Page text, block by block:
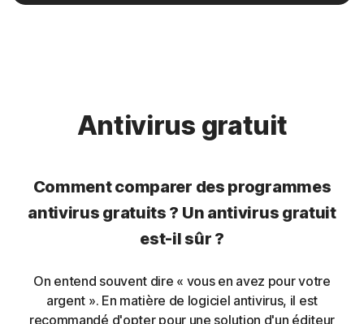
les malwares qui tentent de modifier ses paramètres ou
La protection Norton protège contre les rootkits qui
peuvent permettre à un utilisateur non autorisé de
Extensions de navigateur indésirables
Le système Norton de prévention d'intrusion aide à
de navigateur.
Chevaux de Troie bancaires
Antivirus gratuit
Comment comparer des programmes
antivirus gratuits ? Un antivirus gratuit
est-il sûr ?
On entend souvent dire « vous en avez pour votre
argent ». En matière de logiciel antivirus, il est
recommandé d'opter pour une solution d'un éditeur